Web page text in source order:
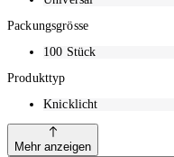
Packungsgrösse
100 Stück
Produkttyp
Knicklicht
Mehr anzeigen